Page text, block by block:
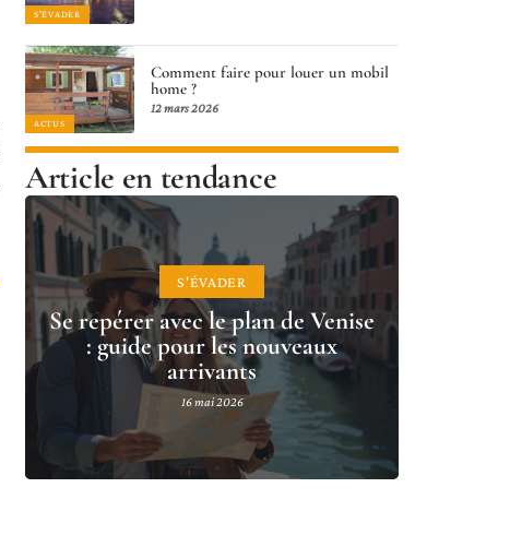
S'ÉVADER
ACTUS
Comment faire pour louer un mobil
home ?
12 mars 2026
Article en tendance
S'ÉVADER
Se repérer avec le plan de Venise
: guide pour les nouveaux
arrivants
16 mai 2026